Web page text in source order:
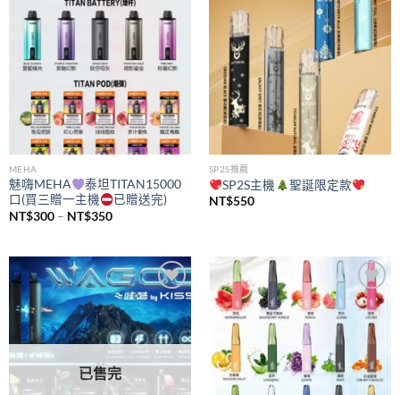
MEHA
魅嗨MEHA
泰坦TITAN15000
口(買三贈一主機
已贈送完)
NT$300 – NT$350價
NT$300
到
NT$350
SP2S推薦
SP2S主機
聖誕限定款
NT$550
Add to
wishlist
已售完
Add to
wishlist